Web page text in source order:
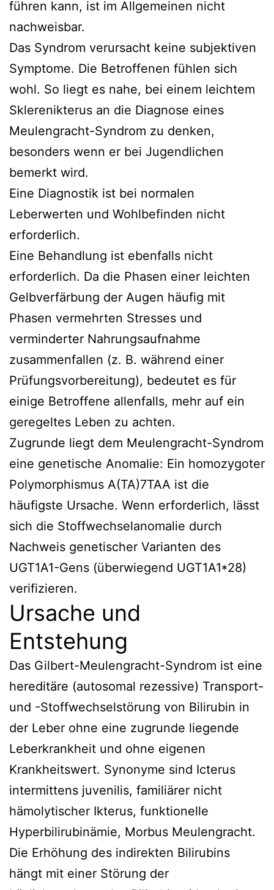
führen kann, ist im Allgemeinen nicht
nachweisbar.
Das Syndrom verursacht keine subjektiven
Symptome. Die Betroffenen fühlen sich
wohl. So liegt es nahe, bei einem leichtem
Sklerenikterus an die Diagnose eines
Meulengracht-Syndrom zu denken,
besonders wenn er bei Jugendlichen
bemerkt wird.
Eine Diagnostik ist bei normalen
Leberwerten und Wohlbefinden nicht
erforderlich.
Eine Behandlung ist ebenfalls nicht
erforderlich. Da die Phasen einer leichten
Gelbverfärbung der Augen häufig mit
Phasen vermehrten Stresses und
verminderter Nahrungsaufnahme
zusammenfallen (z. B. während einer
Prüfungsvorbereitung), bedeutet es für
einige Betroffene allenfalls, mehr auf ein
geregeltes Leben zu achten.
Zugrunde liegt dem Meulengracht-Syndrom
eine genetische Anomalie: Ein homozygoter
Polymorphismus A(TA)7TAA ist die
häufigste Ursache. Wenn erforderlich, lässt
sich die Stoffwechselanomalie durch
Nachweis genetischer Varianten des
UGT1A1-Gens (überwiegend UGT1A1*28)
verifizieren.
Ursache und
Entstehung
Das Gilbert-Meulengracht-Syndrom ist eine
hereditäre (autosomal rezessive) Transport-
und -Stoffwechselstörung von Bilirubin in
der Leber ohne eine zugrunde liegende
Leberkrankheit und ohne eigenen
Krankheitswert. Synonyme sind Icterus
intermittens juvenilis, familiärer nicht
hämolytischer Ikterus, funktionelle
Hyperbilirubinämie, Morbus Meulengracht.
Die Erhöhung des indirekten Bilirubins
hängt mit einer Störung der